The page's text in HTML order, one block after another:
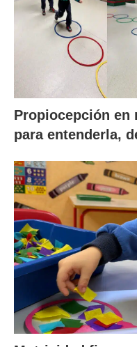
Propiocepción en
para entenderla,